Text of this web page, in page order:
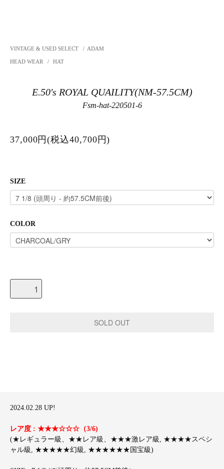
VINTAGE & USED SELECT / ADAM
HEAD WEAR / HAT
E.50's ROYAL QUAILITY(NM-57.5CM)
Fsm-hat-220501-6
37,000円(税込40,700円)
SIZE
COLOR
2024.02.28 UP!
レア度 : ★★★☆☆☆（3/6)
(★レギュラー級、★★レア級、★★★激レア級, ★★★★スペシ
ャル級, ★★★★★幻級, ★★★★★★国宝級)